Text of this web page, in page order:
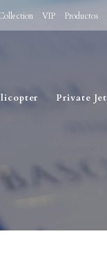
VIP Productos
Private Jet